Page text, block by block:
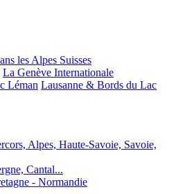
les Alpes Suisses
La Genève Internationale
Léman Lausanne & Bords du Lac
Alpes, Haute-Savoie, Savoie,
Cantal...
- Normandie